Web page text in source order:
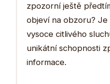
zpozorní ještě
objeví na obzoru?
vysoce citlivého
unikátní schopnosti
informace.